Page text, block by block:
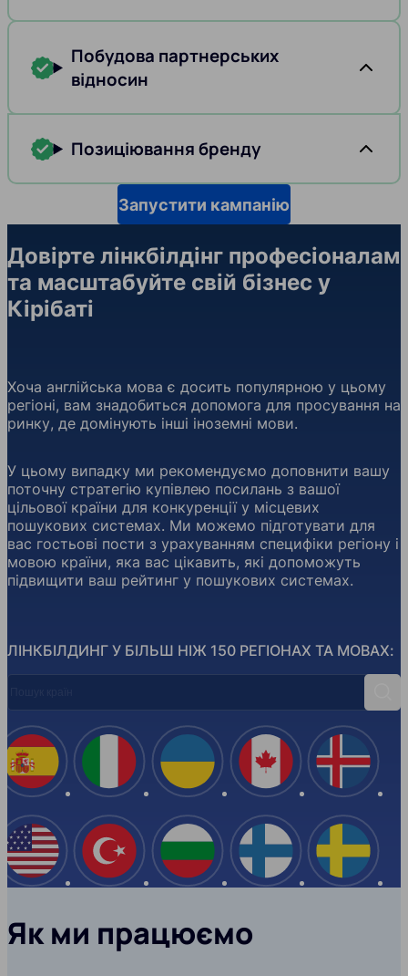
Побудова партнерських
відносин
Позиціювання бренду
Запустити кампанію
Довірте лінкбілдінг професіоналам
та масштабуйте свій бізнес у
Кірібаті
ЛІНКБІЛДИНГ У БІЛЬШ НІЖ 150 РЕГІОНАХ ТА МОВАХ:
Хоча англійська мова є досить популярною у цьому
регіоні, вам знадобиться допомога для просування на
ринку, де домінують інші іноземні мови.
У цьому випадку ми рекомендуємо доповнити вашу
поточну стратегію купівлею посилань з вашої
цільової країни для конкуренції у місцевих
пошукових системах. Ми можемо підготувати для
вас гостьові пости з урахуванням специфіки регіону і
мовою країни, яка вас цікавить, які допоможуть
підвищити ваш рейтинг у пошукових системах.
Іспанія
США
Італія
Туреччина
Україна
Болгарія
Канада
Фінляндія Швеція
Як ми працюємо